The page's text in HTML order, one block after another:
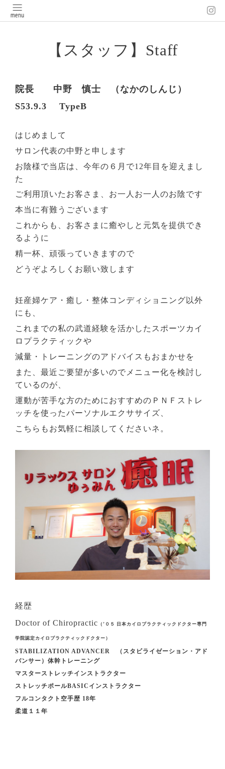
【スタッフ】Staff
院長 中野 慎士 （なかのしんじ）
S53.9.3TypeB
はじめまして
サロン代表の中野と申します
お陰様で当店は、今年の６月で12年目を迎えまし
た
ご利用頂いたお客さま、お一人お一人のお陰です
本当に有難うございます
これからも、お客さまに癒やしと元気を提供でき
るように
精一杯、頑張っていきますので
どうぞよろしくお願い致します
妊産婦ケア・癒し・整体コンディショニング以外
にも、
これまでの私の武道経験を活かしたスポーツカイ
ロプラクティックや
減量・トレーニングのアドバイスもおまかせを
また、最近ご要望が多いのでメニュー化を検討し
ているのが、
運動が苦手な方のためにおすすめのＰＮＦストレ
ッチを使ったパーソナルエクササイズ、
こちらもお気軽に相談してくださいネ。
経歴
Doctor of Chiropractic （’０５ 日本カイロプラクティックドクター専門
学院認定カイロプラクティックドクター）
STABILIZATION ADVANCER （スタビライゼーション・アド
バンサー）体幹トレーニング
マスターストレッチインストラクター
ストレッチポールBASICインストラクター
フルコンタクト空手歴 18年
柔道１１年